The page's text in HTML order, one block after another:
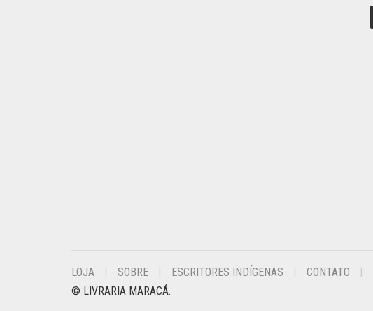
LOJA SOBRE ESCRITORES INDÍGENAS CONTATO
© LIVRARIA MARACÁ.